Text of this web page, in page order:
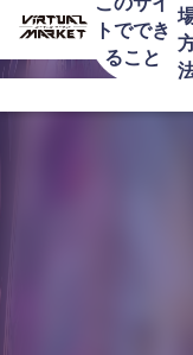
トででき
ること